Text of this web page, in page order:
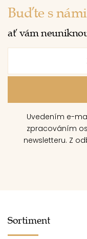
Buďte s
ať vám
Uvedením e-
zpracováním
newsletteru. Z
Sortiment